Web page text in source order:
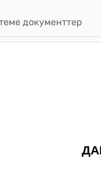
документтер